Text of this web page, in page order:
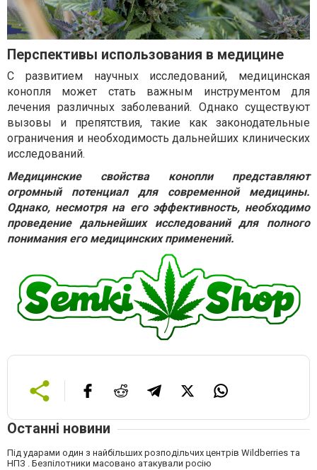
Перспективы использования в медицине
С развитием научных исследований, медицинская
конопля может стать важным инструментом для
лечения различных заболеваний. Однако существуют
вызовы и препятствия, такие как законодательные
ограничения и необходимость дальнейших клинических
исследований.
Медицинские свойства конопли представляют
огромный потенциал для современной медицины.
Однако, несмотря на его эффективность, необходимо
проведение дальнейших исследований для полного
понимания его медицинских применений.
Останні новини
Під ударами один з найбільших розподільчих центрів Wildberries та
НПЗ . Безпілотники масовано атакували росію